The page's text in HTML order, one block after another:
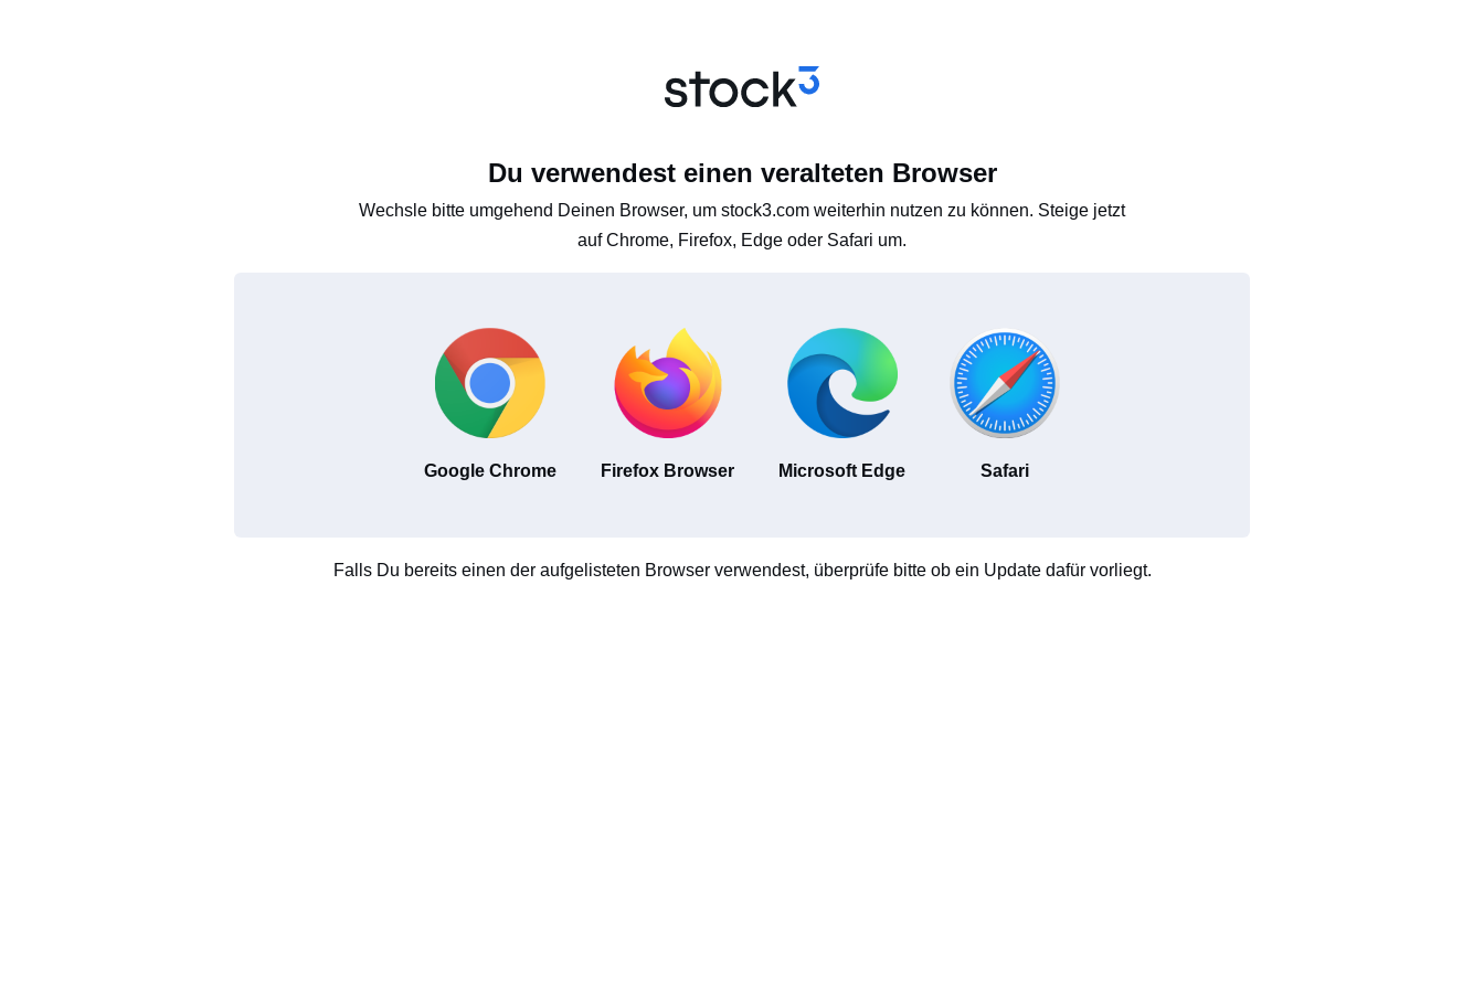
Du verwendest einen veralteten Browser
Wechsle bitte umgehend Deinen Browser, um stock3.com weiterhin nutzen zu können. Steige jetzt
auf Chrome, Firefox, Edge oder Safari um.
Google Chrome Firefox Browser Microsoft Edge Safari
Falls Du bereits einen der aufgelisteten Browser verwendest, überprüfe bitte ob ein Update dafür vorliegt.